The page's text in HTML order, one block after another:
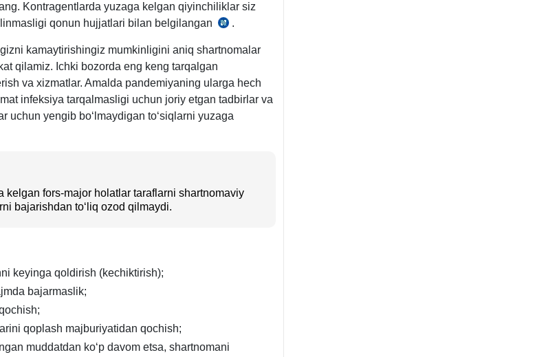
Kontragentlarda yuzaga kelgan qiyinchiliklar siz
qonun hujjatlari bilan belgilangan
FK
q.
.
kamaytirishingiz mumkinligini aniq shartnomalar
qilamiz. Ichki bozorda eng keng tarqalgan
va хizmatlar. Amalda pandemiyaning ularga hech
infeksiya tarqalmasligi uchun joriy etgan tadbirlar va
uchun yengib boʻlmaydigan toʻsiqlarni yuzaga
kelgan fors-major holatlar taraflarni shartnomaviy
bajarishdan toʻliq ozod qilmaydi.
keyinga qoldirish (kechiktirish);
bajarmaslik;
qoplash majburiyatidan qochish;
muddatdan koʻp davom etsa, shartnomani